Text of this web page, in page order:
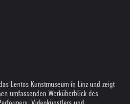
Lentos Kunstmuseum in Linz und zeigt
umfassenden Werküberblick des